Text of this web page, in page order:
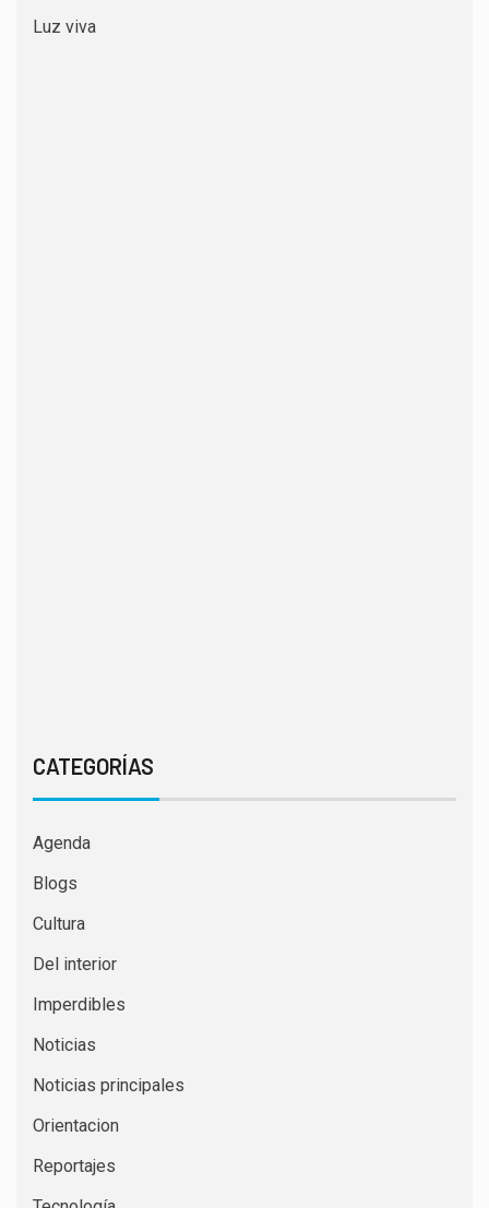
Luz viva
CATEGORÍAS
Agenda
Blogs
Cultura
Del interior
Imperdibles
Noticias
Noticias principales
Orientacion
Reportajes